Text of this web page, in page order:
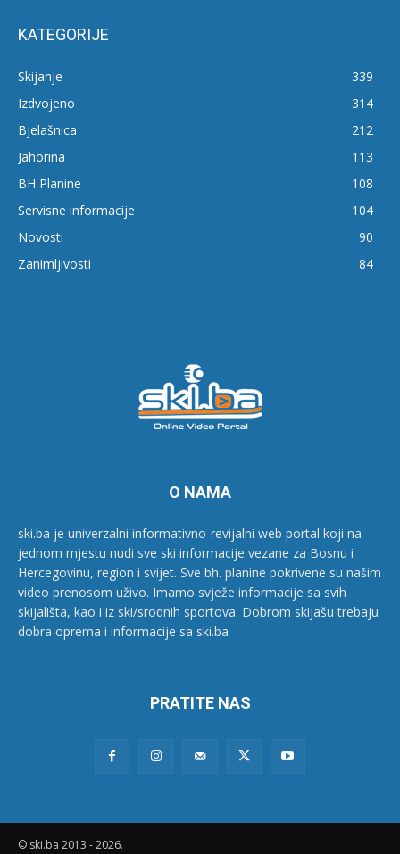
KATEGORIJE
Skijanje
339
Izdvojeno
314
Bjelašnica
212
Jahorina
113
BH Planine
108
Servisne informacije
104
Novosti
90
Zanimljivosti
84
O NAMA
ski.ba je univerzalni informativno-revijalni web portal koji na
jednom mjestu nudi sve ski informacije vezane za Bosnu i
Hercegovinu, region i svijet. Sve bh. planine pokrivene su našim
video prenosom uživo. Imamo svježe informacije sa svih
skijališta, kao i iz ski/srodnih sportova. Dobrom skijašu trebaju
dobra oprema i informacije sa ski.ba
PRATITE NAS
© ski.ba 2013 - 2026.